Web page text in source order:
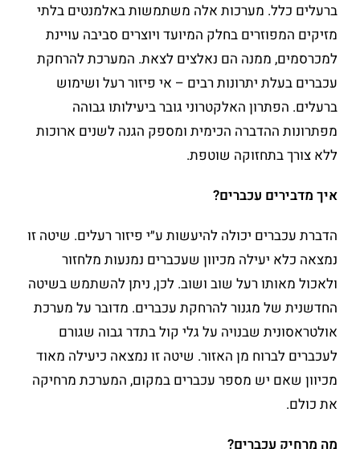
ברעלים כלל. מערכות אלה משתמשות באלמנטים בלתי
מזיקים המפוזרים בחלק המיועד ויוצרים סביבה עויינת
למכרסמים, ממנה הם נאלצים לצאת. המערכת להרחקת
עכברים בעלת יתרונות רבים – אי פיזור רעל ושימוש
ברעלים. הפתרון האלקטרוני גובר ביעילותו גבוהה
מפתרונות ההדברה הכימית ומספק הגנה לשנים ארוכות
ללא צורך בתחזוקה שוטפת.
איך מדבירים עכברים?
הדברת עכברים יכולה להיעשות ע״י פיזור רעלים. שיטה זו
נמצאה כלא יעילה מכיוון שעכברים נמנעות מלחזור
ולאכול מאותו רעל שוב ושוב. לכן, ניתן להשתמש בשיטה
החדשנית של מגנור להרחקת עכברים. מדובר על מערכת
אולטראסונית שבנויה על גלי קול בתדר גבוה שגורם
לעכברים לברוח מן האזור. שיטה זו נמצאה כיעילה מאוד
מכיוון שאם יש מספר עכברים במקום, המערכת מרחיקה
את כולם.
מה מרחיק עכברים?